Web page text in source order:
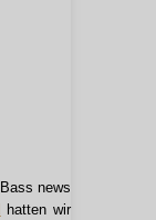
hatten wir